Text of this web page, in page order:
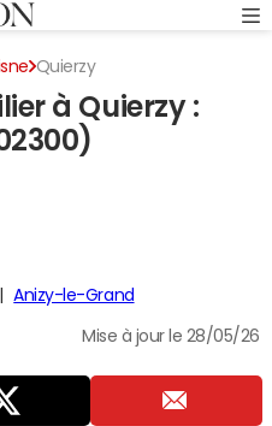
Quierzy
à Quierzy :
Anizy-le-Grand
Mise à jour le 28/05/26